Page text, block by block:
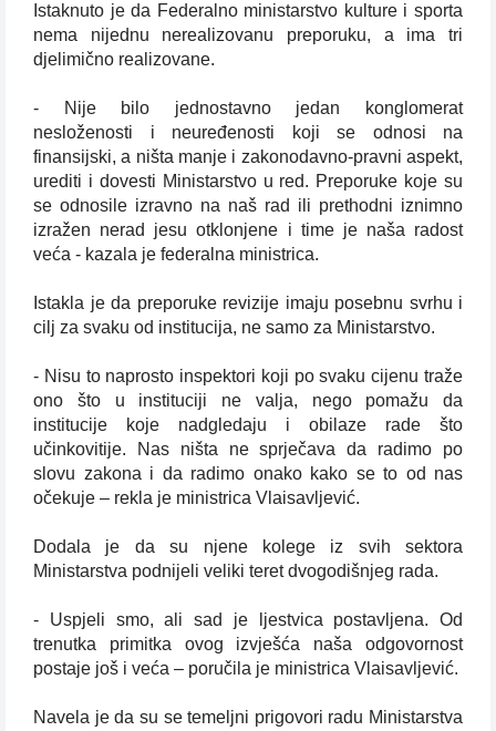
Istaknuto je da Federalno ministarstvo kulture i sporta
nema nijednu nerealizovanu preporuku, a ima tri
djelimično realizovane.
- Nije bilo jednostavno jedan konglomerat
nesloženosti i neuređenosti koji se odnosi na
finansijski, a ništa manje i zakonodavno-pravni aspekt,
urediti i dovesti Ministarstvo u red. Preporuke koje su
se odnosile izravno na naš rad ili prethodni iznimno
izražen nerad jesu otklonjene i time je naša radost
veća - kazala je federalna ministrica.
Istakla je da preporuke revizije imaju posebnu svrhu i
cilj za svaku od institucija, ne samo za Ministarstvo.
- Nisu to naprosto inspektori koji po svaku cijenu traže
ono što u instituciji ne valja, nego pomažu da
institucije koje nadgledaju i obilaze rade što
učinkovitije. Nas ništa ne sprječava da radimo po
slovu zakona i da radimo onako kako se to od nas
očekuje – rekla je ministrica Vlaisavljević.
Dodala je da su njene kolege iz svih sektora
Ministarstva podnijeli veliki teret dvogodišnjeg rada.
- Uspjeli smo, ali sad je ljestvica postavljena. Od
trenutka primitka ovog izvješća naša odgovornost
postaje još i veća – poručila je ministrica Vlaisavljević.
Navela je da su se temeljni prigovori radu Ministarstva